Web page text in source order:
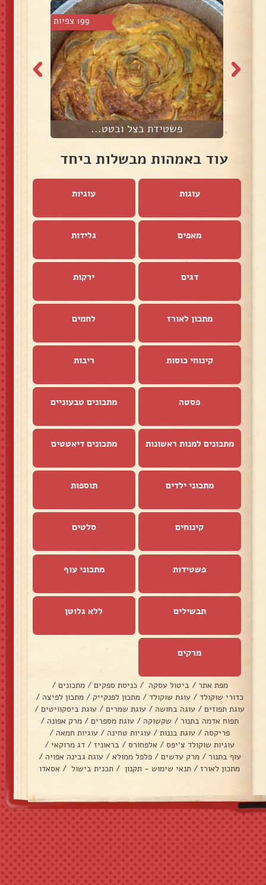
199 צפיות
פשטידת בצל ובטט...
עוד באמהות מבשלות ביחד
עוגות עוגיות
מאפים גלידות
דגים ירקות
מתכון לאורז לחמים
קינוחי כוסות ריבות
פסטה מתכונים טבעוניים
מתכונים למנות ראשונות מתכונים דיאטטים
מתכוני ילדים תוספות
קינוחים סלטים
פשטידות מתכוני עוף
תבשילים ללא גלוטן
מרקים
מפת אתר / ביטול עסקה / כניסת ספקים / מתכונים /
כדורי שוקולד / עוגת שוקולד / מתכון לפנקייק / מתכון לפיצה /
עוגת תפוזים / עוגה בחושה / עוגת שמרים / עוגת ביסקוויטים /
תפוח אדמה בתנור / שקשוקה / עוגת מספרים / מרק אפונה /
פריקסה / עוגת בננות / עוגיות טחינה / עוגיות חמאה /
עוגיות שוקולד צ׳יפס / אלפחורס / בראוניז / דג מרוקאי /
עוף בתנור / מרק עדשים / פלפל ממולא / עוגת גבינה אפויה /
מתכון לאורז / תנאי שימוש - תקנון / תכנית בישול / אסאדו